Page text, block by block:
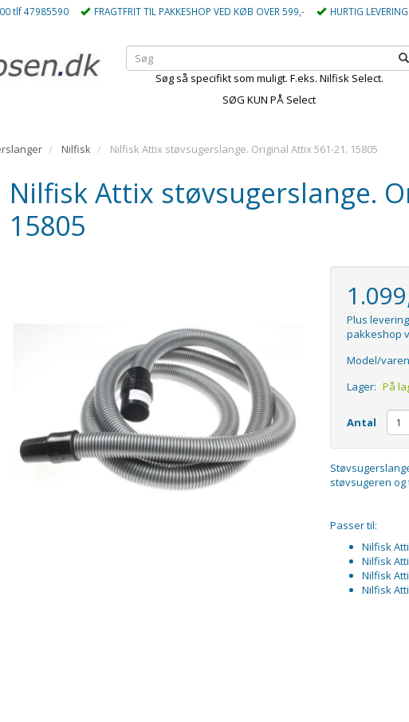
tlf 47985590 FRAGTFRIT TIL PAKKESHOP VED KØB OVER 599,- HURTIG LEVERING
Søg så specifikt som muligt. F.eks. Nilfisk Select.
SØG KUN PÅ Select
Nilfisk Nilfisk Attix støvsugerslange. Original Attix 561-21. 15805
Nilfisk Attix støvsugerslange.
15805
Plus
pakkeshop
Model/
Lager: På
Antal
støvsugeren
Passer til:
Nilfisk
Nilfisk
Nilfisk
Nilfisk